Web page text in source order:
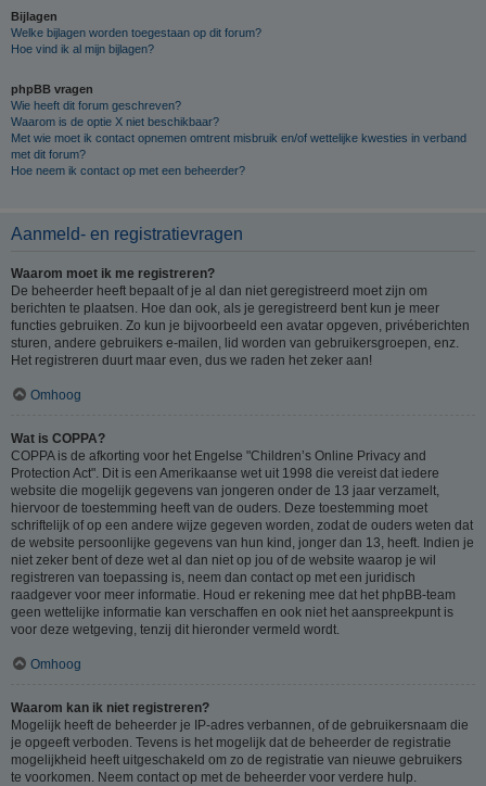
Bijlagen
Welke bijlagen worden toegestaan op dit forum?
Hoe vind ik al mijn bijlagen?
phpBB vragen
Wie heeft dit forum geschreven?
Waarom is de optie X niet beschikbaar?
Met wie moet ik contact opnemen omtrent misbruik en/of wettelijke kwesties in verband
met dit forum?
Hoe neem ik contact op met een beheerder?
Aanmeld- en registratievragen
Waarom moet ik me registreren?
De beheerder heeft bepaalt of je al dan niet geregistreerd moet zijn om
berichten te plaatsen. Hoe dan ook, als je geregistreerd bent kun je meer
functies gebruiken. Zo kun je bijvoorbeeld een avatar opgeven, privéberichten
sturen, andere gebruikers e-mailen, lid worden van gebruikersgroepen, enz.
Het registreren duurt maar even, dus we raden het zeker aan!
Omhoog
Wat is COPPA?
COPPA is de afkorting voor het Engelse "Children’s Online Privacy and
Protection Act". Dit is een Amerikaanse wet uit 1998 die vereist dat iedere
website die mogelijk gegevens van jongeren onder de 13 jaar verzamelt,
hiervoor de toestemming heeft van de ouders. Deze toestemming moet
schriftelijk of op een andere wijze gegeven worden, zodat de ouders weten dat
de website persoonlijke gegevens van hun kind, jonger dan 13, heeft. Indien je
niet zeker bent of deze wet al dan niet op jou of de website waarop je wil
registreren van toepassing is, neem dan contact op met een juridisch
raadgever voor meer informatie. Houd er rekening mee dat het phpBB-team
geen wettelijke informatie kan verschaffen en ook niet het aanspreekpunt is
voor deze wetgeving, tenzij dit hieronder vermeld wordt.
Omhoog
Waarom kan ik niet registreren?
Mogelijk heeft de beheerder je IP-adres verbannen, of de gebruikersnaam die
je opgeeft verboden. Tevens is het mogelijk dat de beheerder de registratie
mogelijkheid heeft uitgeschakeld om zo de registratie van nieuwe gebruikers
te voorkomen. Neem contact op met de beheerder voor verdere hulp.